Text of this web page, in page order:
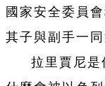
國家安全委員
其子與副手一同
拉里賈尼是